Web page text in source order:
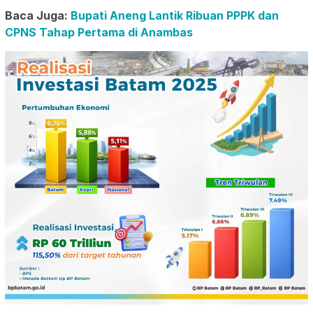
Baca Juga: Bupati Aneng Lantik Ribuan PPPK dan
CPNS Tahap Pertama di Anambas